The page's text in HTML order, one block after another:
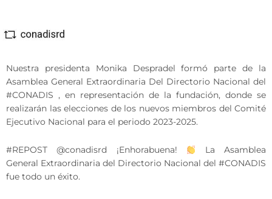
Nuestra presidenta Monika Despradel formó parte de la
Asamblea General Extraordinaria Del Directorio Nacional del
#CONADIS , en representación de la fundación, donde se
realizarán las elecciones de los nuevos miembros del Comité
Ejecutivo Nacional para el periodo 2023-2025.
#REPOST @conadisrd ¡Enhorabuena!
La Asamblea
General Extraordinaria del Directorio Nacional del #CONADIS
fue todo un éxito.